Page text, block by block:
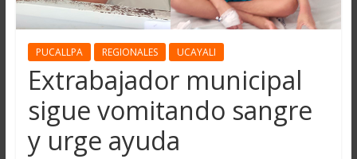
PUCALLPA REGIONALES UCAYALI
Extrabajador municipal
sigue vomitando sangre
y urge ayuda